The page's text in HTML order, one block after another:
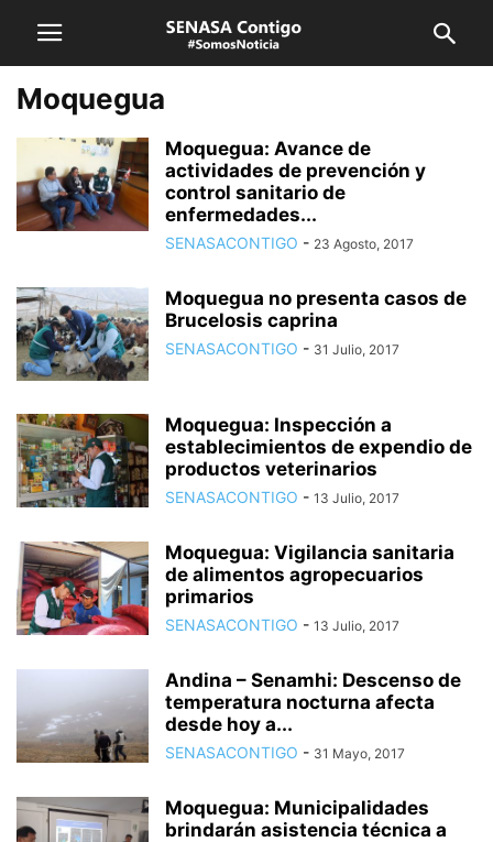
Moquegua
Moquegua: Avance de
actividades de prevención y
control sanitario de
enfermedades...
SENASACONTIGO - 23 Agosto, 2017
Moquegua no presenta casos de
Brucelosis caprina
SENASACONTIGO - 31 Julio, 2017
Moquegua: Inspección a
establecimientos de expendio de
productos veterinarios
SENASACONTIGO - 13 Julio, 2017
Moquegua: Vigilancia sanitaria
de alimentos agropecuarios
primarios
SENASACONTIGO - 13 Julio, 2017
Andina – Senamhi: Descenso de
temperatura nocturna afecta
desde hoy a...
SENASACONTIGO - 31 Mayo, 2017
Moquegua: Municipalidades
brindarán asistencia técnica a